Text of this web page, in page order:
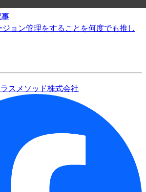
ョン管理をすることを何度でも推し
スメソッド株式会社